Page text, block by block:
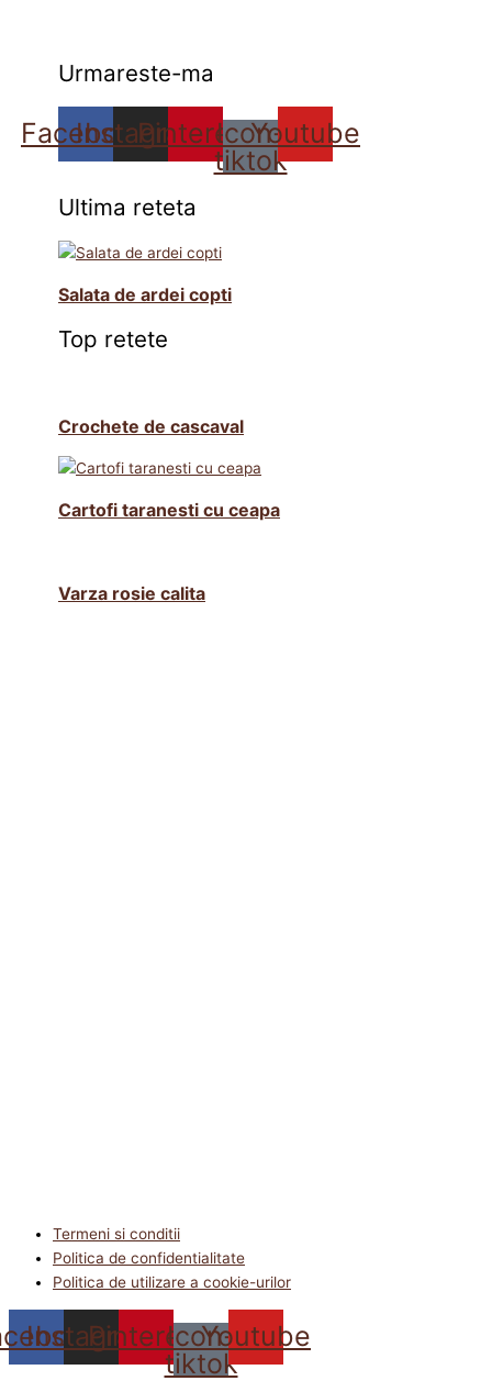
Urmareste-ma
Facebook
Instagram
Pinterest
Icon-
tiktok
Youtube
Ultima reteta
Salata de ardei copti
Top retete
Crochete de cascaval
Cartofi taranesti cu ceapa
Varza rosie calita
Termeni si conditii
Politica de confidentialitate
Politica de utilizare a cookie-urilor
Instagram
Pinterest
Icon-
tiktok
Youtube